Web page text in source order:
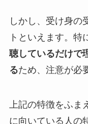
しかし、受け身の
トといえます。特
聴しているだけで
るため、注意が必
上記の特徴をふま
に向いている人の